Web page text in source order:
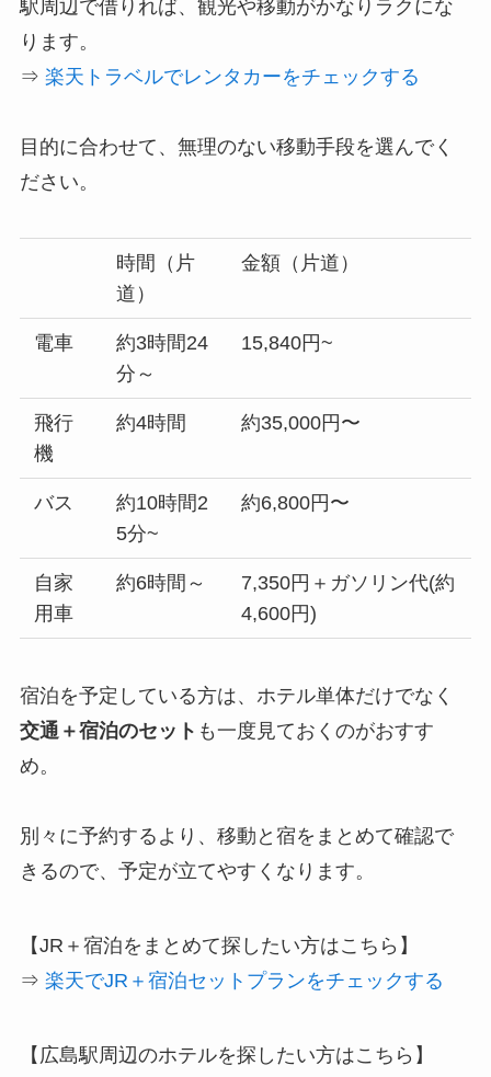
駅周辺で借りれば、観光や移動がかなりラクにな
ります。
⇒ 楽天トラベルでレンタカーをチェックする
目的に合わせて、無理のない移動手段を選んでく
ださい。
時間（片
道）
金額（片道）
電車
約3時間24
分～
15,840円~
飛行
機
約4時間 約35,000円〜
バス
約10時間2
5分~
約6,800円〜
自家
用車
約6時間～
7,350円＋ガソリン代(約
4,600円)
宿泊を予定している方は、ホテル単体だけでなく
交通＋宿泊のセット も一度見ておくのがおすす
め。
別々に予約するより、移動と宿をまとめて確認で
きるので、予定が立てやすくなります。
【JR＋宿泊をまとめて探したい方はこちら】
⇒ 楽天でJR＋宿泊セットプランをチェックする
【広島駅周辺のホテルを探したい方はこちら】